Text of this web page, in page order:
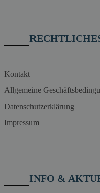
Kontakt
Allgemeine
Datenschutzerklärung
Impressum
INFO &